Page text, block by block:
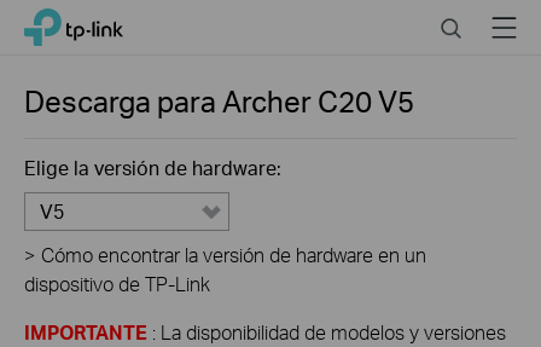
Click
navigation
TP-Link, Reliably Smart SearchMenu
Descarga paraArcher C20V5
Elige la versión de hardware:
V5
> Cómo encontrar la versión de hardware en un
dispositivo de TP-Link
IMPORTANTE : La disponibilidad de modelos y versiones